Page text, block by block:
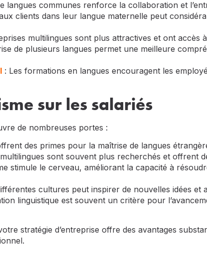
langues communes renforce la collaboration et
aux clients dans leur langue maternelle peut
multilingues sont plus attractives et ont accès
de plusieurs langues permet une meilleure
: Les formations en langues encouragent les
sur les salariés
de nombreuses portes :
des primes pour la maîtrise de langues
sont souvent plus recherchés et offrent
stimule le cerveau, améliorant la capacité à
cultures peut inspirer de nouvelles idées et
linguistique est souvent un critère pour
stratégie d’entreprise offre des avantages